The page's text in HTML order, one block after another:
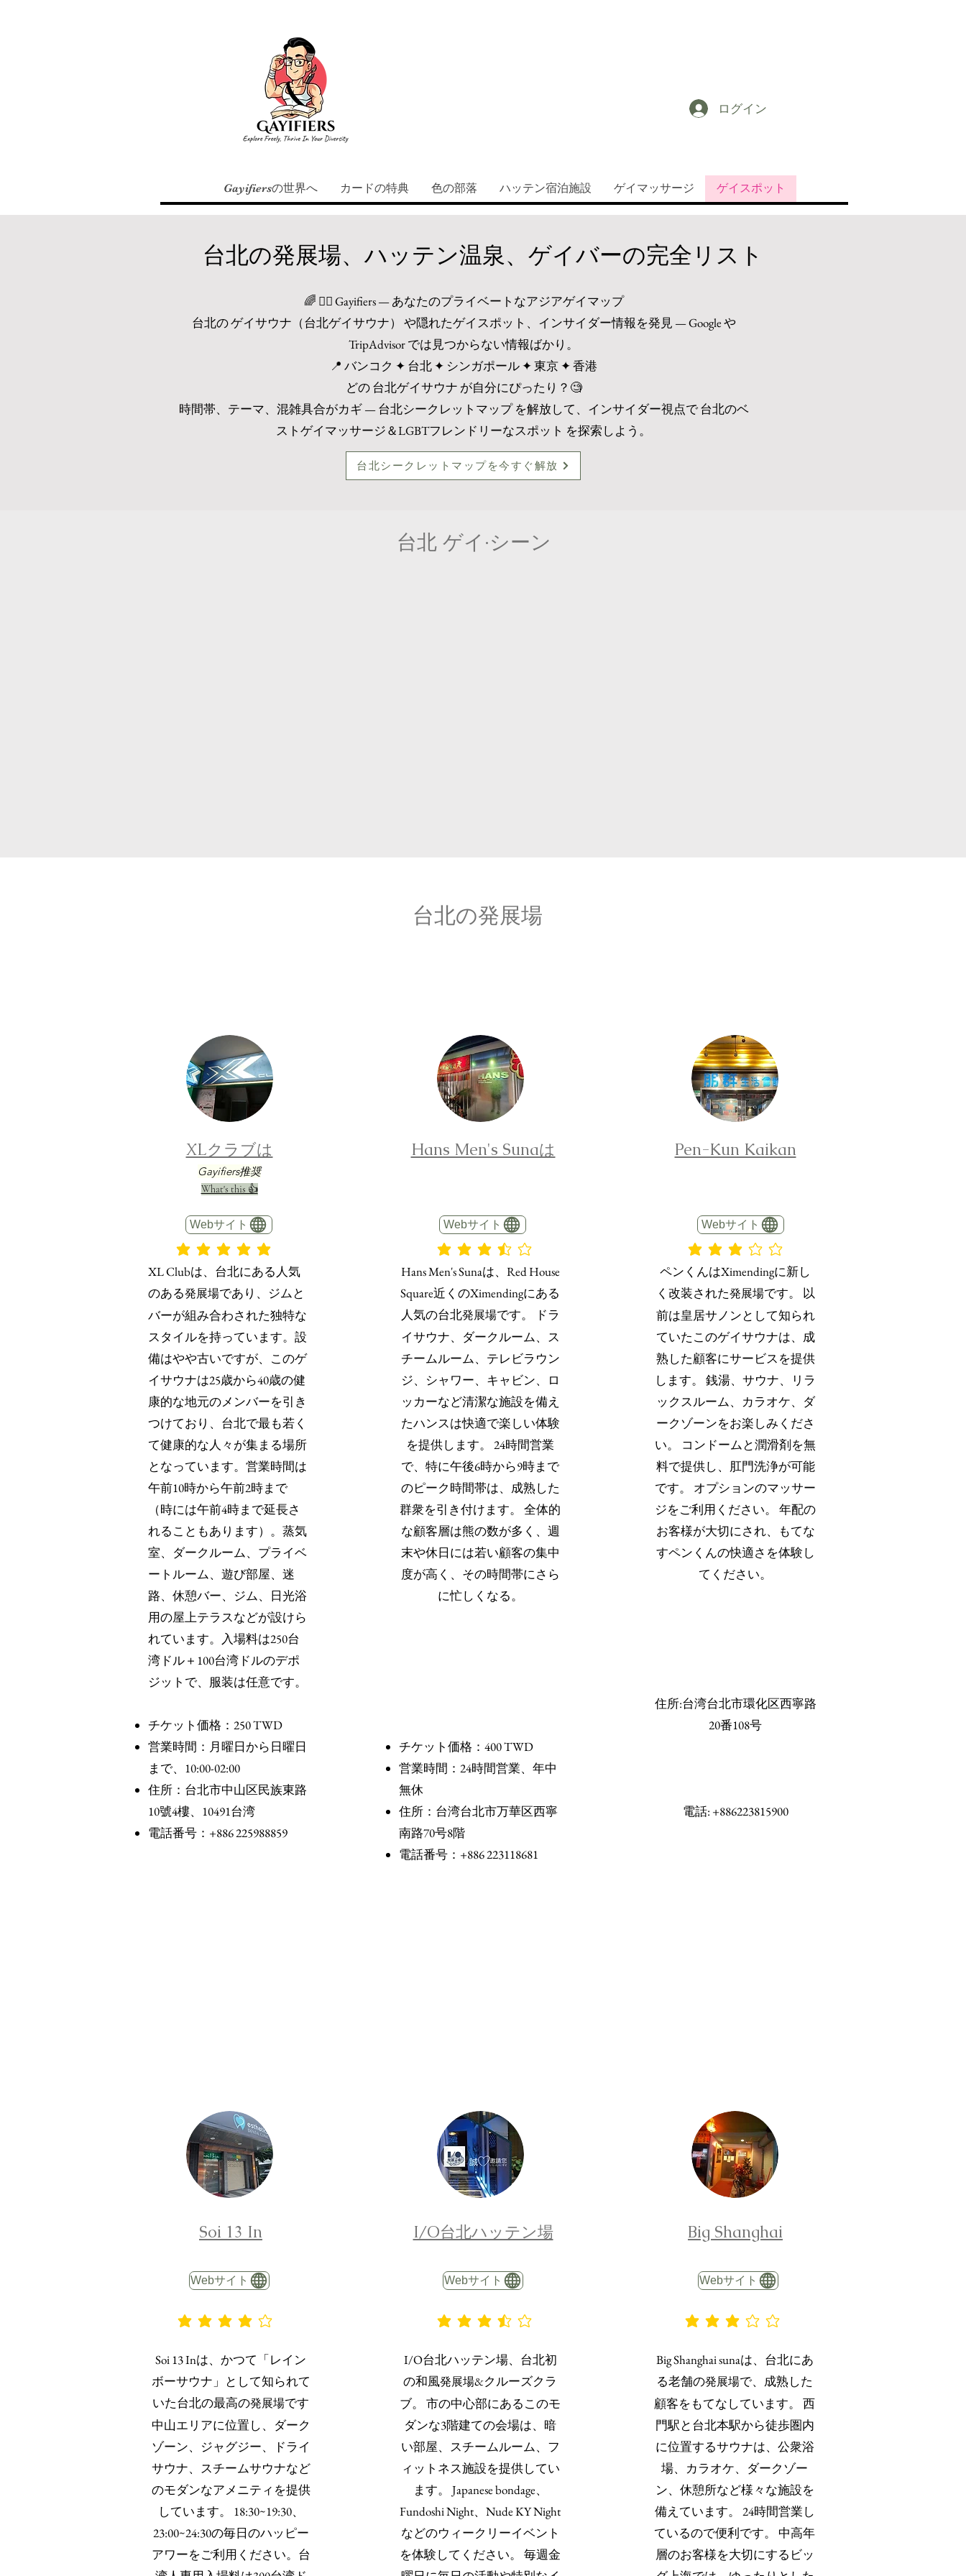
ログイン
Gayifiersの世界へ カードの特典 色の部落 ハッテン宿泊施設 ゲイマッサージ ゲイスポット
台北の発展場、 ハッテン温泉、ゲイバーの完全リスト
🌈 🏳️‍🌈 Gayifiers — あなたのプライベートなアジアゲイマップ
台北の ゲイサウナ（台北ゲイサウナ） や隠れたゲイスポット、インサイダー情報を発見 — Google や
TripAdvisor では見つからない情報ばかり。
📍 バンコク ✦ 台北 ✦ シンガポール ✦ 東京 ✦ 香港
どの 台北ゲイサウナ が自分にぴったり？🧐
時間帯、テーマ、混雑具合がカギ — 台北シークレットマップ を解放して、インサイダー視点で 台北のベ
ストゲイマッサージ＆LGBTフレンドリーなスポット を探索しよう。
台北シークレットマップを今すぐ解放
台北 ゲイ·シーン
台北の発展場
XLクラブは Hans Men's Sunaは Pen-Kun Kaikan
Gayifiers推奨
What's this 👍
Webサイト
平均評価 5 /5
XL Clubは、台北にある人気
のある発展場であり、ジムと
バーが組み合わされた独特な
スタイルを持っています。設
備はやや古いですが、このゲ
イサウナは25歳から40歳の健
康的な地元のメンバーを引き
つけており、台北で最も若く
て健康的な人々が集まる場所
となっています。営業時間は
午前10時から午前2時まで
（時には午前4時まで延長さ
れることもあります）。蒸気
室、ダークルーム、プライベ
ートルーム、遊び部屋、迷
路、休憩バー、ジム、日光浴
用の屋上テラスなどが設けら
れています。入場料は250台
湾ドル＋100台湾ドルのデポ
ジットで、服装は任意です。
チケット価格：250 TWD
営業時間：月曜日から日曜日
まで、10:00-02:00
住所：台北市中山区民族東路
10號4樓、10491台湾
電話番号：+886 225988859
Webサイト
平均評価 3.5 /5
Hans Men's Sunaは、Red House
Square近くのXimendingにある
人気の台北発展場です。 ドラ
イサウナ、ダークルーム、ス
チームルーム、テレビラウン
ジ、シャワー、キャビン、ロ
ッカーなど清潔な施設を備え
たハンスは快適で楽しい体験
を提供します。 24時間営業
で、特に午後6時から9時まで
のピーク時間帯は、成熟した
群衆を引き付けます。 全体的
な顧客層は熊の数が多く、週
末や休日には若い顧客の集中
度が高く、その時間帯にさら
に忙しくなる。
チケット価格：400 TWD
営業時間：24時間営業、年中
無休
住所：台湾台北市万華区西寧
南路70号8階
電話番号：+886 223118681
Webサイト
平均評価 3 /5
ペンくんはXimendingに新し
く改装された発展場です。 以
前は皇居サノンとして知られ
ていたこのゲイサウナは、成
熟した顧客にサービスを提供
します。 銭湯、サウナ、リラ
ックスルーム、カラオケ、ダ
ークゾーンをお楽しみくださ
い。 コンドームと潤滑剤を無
料で提供し、肛門洗浄が可能
です。 オプションのマッサー
ジをご利用ください。 年配の
お客様が大切にされ、もてな
すペンくんの快適さを体験し
てください。
住所:台湾台北市環化区西寧路
20番108号
電話: +886223815900
Soi 13 In
Webサイト
平均評価 4 /5
Soi 13 Inは、かつて「レイン
ボーサウナ」として知られて
いた台北の最高の発展場です
中山エリアに位置し、ダーク
ゾーン、ジャグジー、ドライ
サウナ、スチームサウナなど
のモダンなアメニティを提供
しています。 18:30~19:30、
23:00~24:30の毎日のハッピー
アワーをご利用ください。台
I/O台北ハッテン場
Webサイト
平均評価 3.5 /5
I/O台北ハッテン場、台北初
の和風発展場&クルーズクラ
ブ。 市の中心部にあるこのモ
ダンな3階建ての会場は、暗
い部屋、スチームルーム、フ
ィットネス施設を提供してい
ます。 Japanese bondage、
Fundoshi Night、Nude KY Night
などのウィークリーイベント
を体験してください。 毎週金
Big Shanghai
Webサイト
平均評価 3 /5
Big Shanghai sunaは、台北にあ
る老舗の発展場で、成熟した
顧客をもてなしています。 西
門駅と台北本駅から徒歩圏内
に位置するサウナは、公衆浴
場、カラオケ、ダークゾー
ン、休憩所など様々な施設を
備えています。 24時間営業し
ているので便利です。 中高年
層のお客様を大切にするビッ